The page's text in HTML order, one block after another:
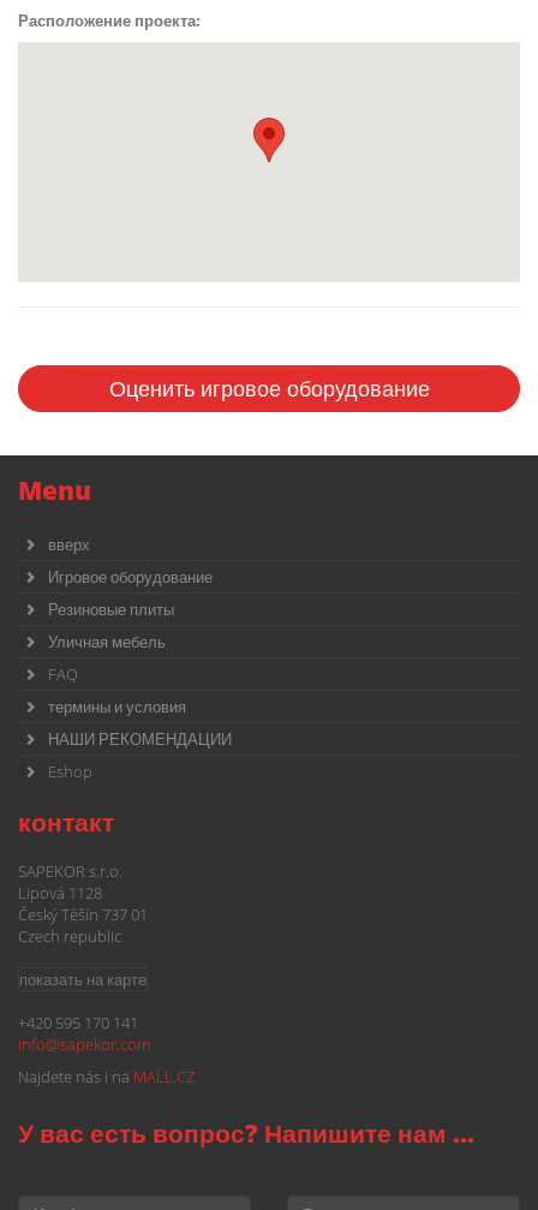
Расположение проекта:
Оценить игровое оборудование
Menu
вверх
Игровое оборудование
Резиновые плиты
Уличная мебель
FAQ
термины и условия
НАШИ РЕКОМЕНДАЦИИ
Eshop
контакт
SAPEKOR s.r.o.
Lipová 1128
Český Těšín 737 01
Czech republic
показать на карте
+420 595 170 141
info@sapekor.com
Najdete nás i na MALL.CZ
У вас есть вопрос? Напишите нам ...